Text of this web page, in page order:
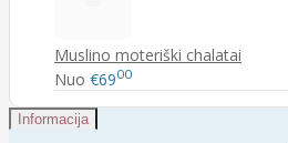
Muslino moteriški chalatai
Nuo €6900
Informacija